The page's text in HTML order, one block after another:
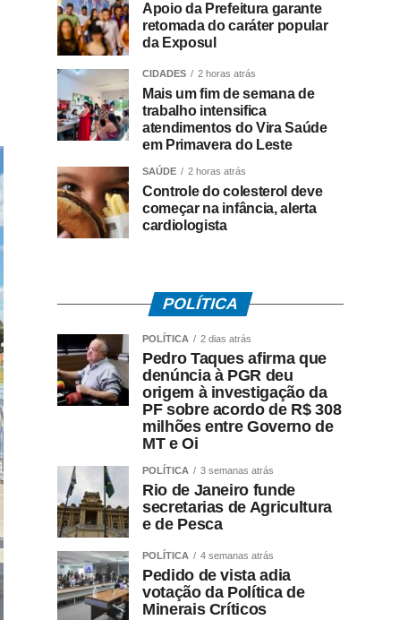
Apoio da Prefeitura garante
retomada do caráter popular
da Exposul
CIDADES 2 horas atrás
Mais um fim de semana de
trabalho intensifica
atendimentos do Vira Saúde
em Primavera do Leste
SAÚDE 2 horas atrás
Controle do colesterol deve
começar na infância, alerta
cardiologista
POLÍTICA
POLÍTICA 2 dias atrás
Pedro Taques afirma que
denúncia à PGR deu
origem à investigação da
PF sobre acordo de R$ 308
milhões entre Governo de
MT e Oi
POLÍTICA 3 semanas atrás
Rio de Janeiro funde
secretarias de Agricultura
e de Pesca
POLÍTICA 4 semanas atrás
Pedido de vista adia
votação da Política de
Minerais Críticos